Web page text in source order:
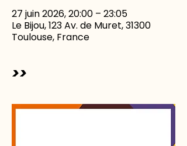
27 juin 2026, 20:00 – 23:05
Le Bijou, 123 Av. de Muret, 31300
Toulouse, France
>>